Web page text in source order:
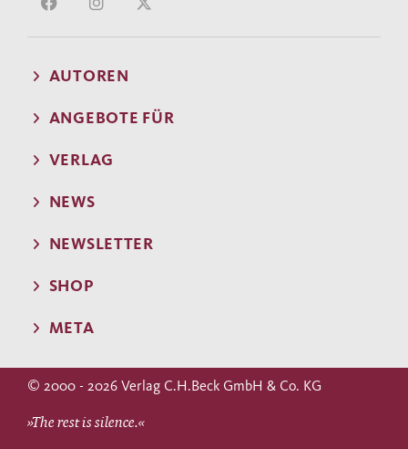
AUTOREN
ANGEBOTE FÜR
VERLAG
NEWS
NEWSLETTER
SHOP
META
© 2000 - 2026 Verlag C.H.Beck GmbH & Co. KG
»The rest is silence.«